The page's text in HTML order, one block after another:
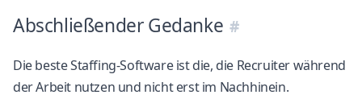
Abschließender Gedanke
Die beste Staffing-Software ist die, die Recruiter während
der Arbeit nutzen und nicht erst im Nachhinein.